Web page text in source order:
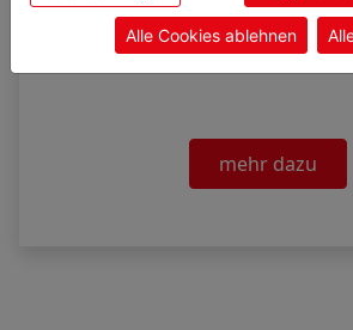
Haemo-Laser®
mehr dazu
Alle Cookies ablehnen